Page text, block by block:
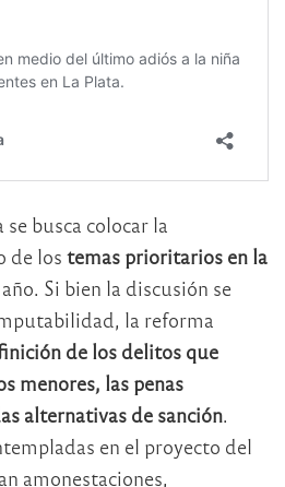
se busca colocar la
de los temas prioritarios en la
Si bien la discusión se
la reforma
de los delitos que
menores, las penas
alternativas de sanción
en el proyecto del
amonestaciones,